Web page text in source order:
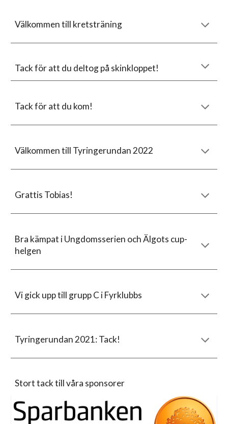
Välkommen till kretsträning
Tack för att du deltog på skinkloppet!
Tack för att du kom!
Välkommen till Tyringerundan 2022
Grattis Tobias!
Bra kämpat i Ungdomsserien och Älgots cup-
helgen
Vi gick upp till grupp C i Fyrklubbs
Tyringerundan 2021: Tack!
Stort tack till våra sponsorer